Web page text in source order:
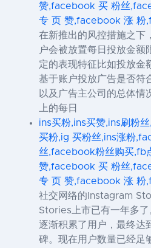
赞,facebook 买 粉丝
专 页 赞,facebook 涨 粉
在新推出的风控措施之下
户会被放置每日投放金额
定的表现特征比如投放
基于账户投放广告是否符
以及广告主公司的总体情
上的每日
ins买粉,ins买赞,ins刷粉
买粉,ig 买粉丝,ins涨粉
丝,facebook粉丝购买,fb
赞,facebook 买 粉丝
专 页 赞,facebook 涨 粉
社交网络的Instagram
Stories上市已有一年多
逐渐积累了用户，最终达
碑。现在用户数量已经足